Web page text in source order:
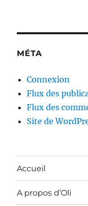
MÉTA
Connexion
Flux des
Flux des
Site de
Accueil
A propos d’Oli